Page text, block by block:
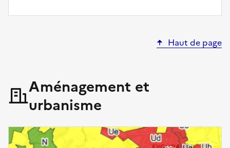
Haut de page
Aménagement et
urbanisme